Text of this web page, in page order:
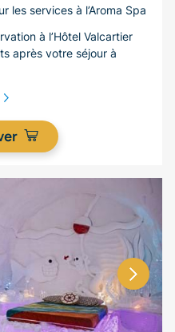
les services à l’Aroma Spa
à l’Hôtel Valcartier
après votre séjour à